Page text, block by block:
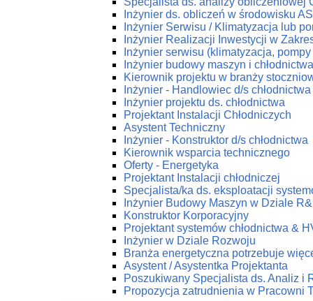
Inżynier ds. obliczeń w środowisku
Inżynier Serwisu / Klimatyzacja lub
Inżynier Realizacji Inwestycji w
Inżynier serwisu (klimatyzacja, pompy
Inżynier budowy maszyn i chłodnictwa
Kierownik projektu w branży
Inżynier - Handlowiec d/s chłodnictwa
Inżynier projektu ds. chłodnictwa
Projektant Instalacji Chłodniczych
Asystent Techniczny
Inżynier - Konstruktor d/s chłodnictwa
Kierownik wsparcia technicznego
Oferty - Energetyka
Projektant Instalacji chłodniczej
Specjalista/ka ds. eksploatacji
Inżynier Budowy Maszyn w Dziale
Konstruktor Korporacyjny
Projektant systemów chłodnictwa &
Inżynier w Dziale Rozwoju
Branża energetyczna potrzebuje
Asystent / Asystentka Projektanta
Poszukiwany Specjalista ds. Analiz i
Propozycja zatrudnienia w Pracowni